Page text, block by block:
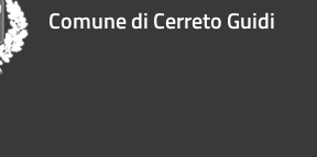
Comune di Cerreto Guidi